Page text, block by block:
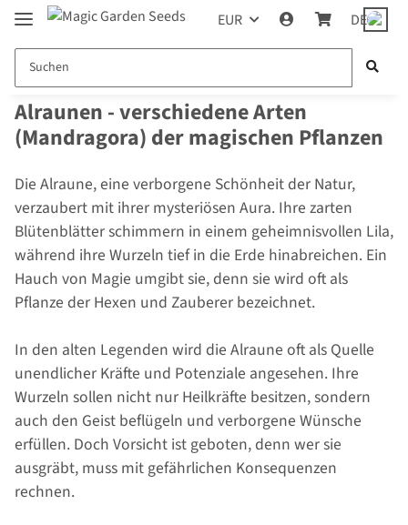
EUR DE
Alraunen - verschiedene Arten
(Mandragora) der magischen Pflanzen
Die Alraune, eine verborgene Schönheit der Natur,
verzaubert mit ihrer mysteriösen Aura. Ihre zarten
Blütenblätter schimmern in einem geheimnisvollen Lila,
während ihre Wurzeln tief in die Erde hinabreichen. Ein
Hauch von Magie umgibt sie, denn sie wird oft als
Pflanze der Hexen und Zauberer bezeichnet.
In den alten Legenden wird die Alraune oft als Quelle
unendlicher Kräfte und Potenziale angesehen. Ihre
Wurzeln sollen nicht nur Heilkräfte besitzen, sondern
auch den Geist beflügeln und verborgene Wünsche
erfüllen. Doch Vorsicht ist geboten, denn wer sie
ausgräbt, muss mit gefährlichen Konsequenzen
rechnen.